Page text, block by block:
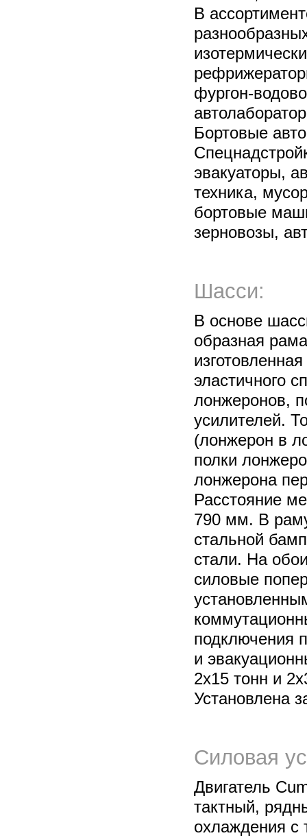
В
фургон-
Бортовые
эвакуаторы,
техника,
бортовые
зерновозы,
Шасси:
В основе
образная
эластичного
лонжеронов,
усилителей.
(лонжерон в
полки
лонжерона
Расстояние
790 мм. В
стальной
стали. На
силовые
подключения
и
2х15 тонн и
Установлена
Силовая
Двигатель
тактный,
охлаждения с